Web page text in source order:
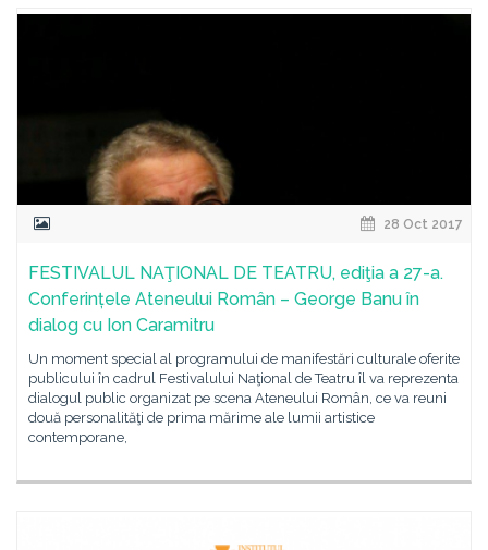
28 Oct 2017
FESTIVALUL NAŢIONAL DE TEATRU, ediţia a 27-a.
Conferințele Ateneului Român – George Banu în
dialog cu Ion Caramitru
Un moment special al programului de manifestări culturale oferite
publicului în cadrul Festivalului Naţional de Teatru îl va reprezenta
dialogul public organizat pe scena Ateneului Român, ce va reuni
două personalităţi de prima mărime ale lumii artistice
contemporane,